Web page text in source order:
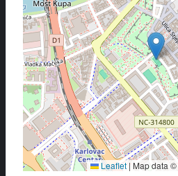
Leaflet | Map data ©